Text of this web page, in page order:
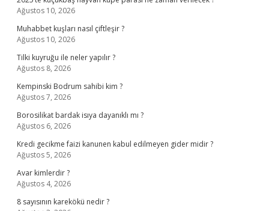
Ağustos 10, 2026
Muhabbet kuşları nasıl çiftleşir ?
Ağustos 10, 2026
Tilki kuyruğu ile neler yapılır ?
Ağustos 8, 2026
Kempinski Bodrum sahibi kim ?
Ağustos 7, 2026
Borosilikat bardak isıya dayanıklı mı ?
Ağustos 6, 2026
Kredi gecikme faizi kanunen kabul edilmeyen gider midir ?
Ağustos 5, 2026
Avar kimlerdir ?
Ağustos 4, 2026
8 sayısının karekökü nedir ?